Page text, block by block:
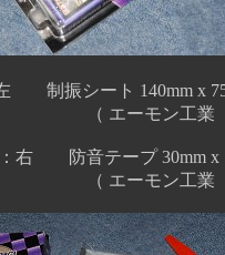
振シート 140mm x
モン工業 品番
音テープ 30mm x 1m
モン工業 品番